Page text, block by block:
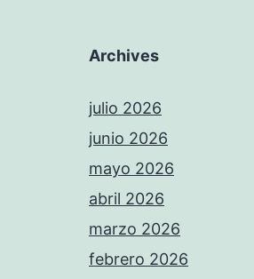
Archives
julio 2026
junio 2026
mayo 2026
abril 2026
marzo 2026
febrero 2026